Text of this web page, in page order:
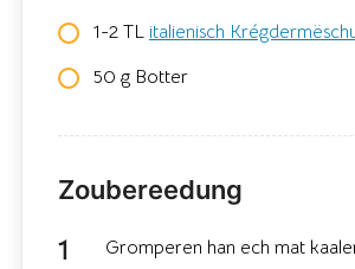
1-2 TL italienisch
50 g Botter
Zoubereedung
Gromperen han ech mat